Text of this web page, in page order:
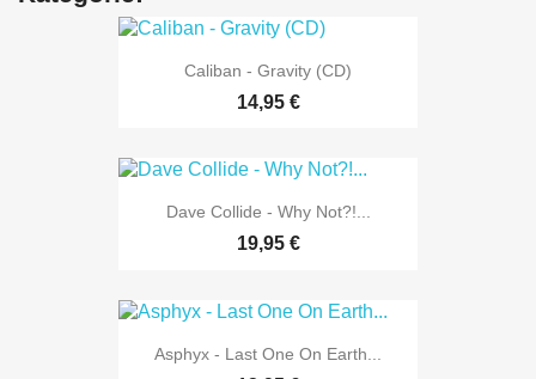
Caliban - Gravity (CD)
14,95 €
Dave Collide - Why Not?!...
19,95 €
Asphyx - Last One On Earth...